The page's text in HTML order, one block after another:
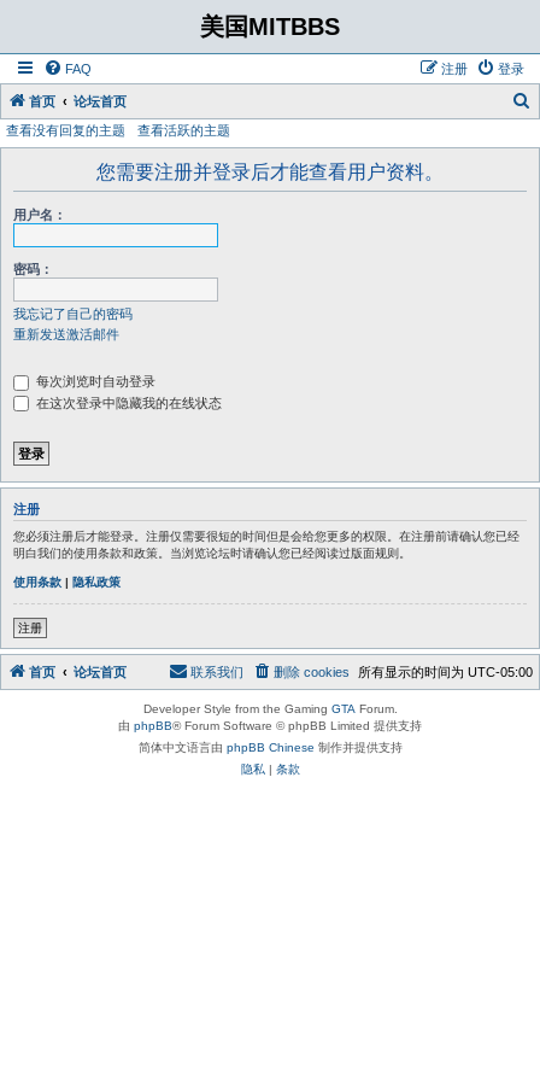
美国MITBBS
FAQ 登录
注册
首页 论坛首页
查看没有回复的主题 查看活跃的主题
您需要注册并登录后才能查看用户资料。
用户名：
密码：
我忘记了自己的密码
重新发送激活邮件
每次浏览时自动登录
在这次登录中隐藏我的在线状态
注册
您必须注册后才能登录。注册仅需要很短的时间但是会给您更多的权限。在注册前请确认您已经
明白我们的使用条款和政策。当浏览论坛时请确认您已经阅读过版面规则。
使用条款 | 隐私政策
注册
首页 论坛首页 所有显示的时间为 UTC-05:00
删除 cookies
联系我们
Developer Style from the Gaming GTA Forum.
由 phpBB® Forum Software © phpBB Limited 提供支持
简体中文语言由 phpBB Chinese 制作并提供支持
隐私 | 条款